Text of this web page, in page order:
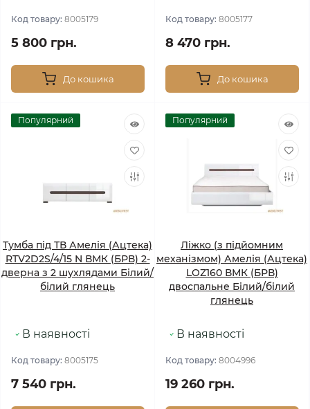
Код товару: 8005179
5 800 грн.
До кошика
Код товару: 8005177
8 470 грн.
До кошика
Популярний
Тумба під ТВ Амелія (Ацтека)
RTV2D2S/4/15 N ВМК (БРВ) 2-
дверна з 2 шухлядами Білий/
білий глянець
В наявності
Код товару: 8005175
7 540 грн.
Популярний
Ліжко (з підйомним
механізмом) Амелія (Ацтека)
LOZ160 ВМК (БРВ)
двоспальне Білий/білий
глянець
В наявності
Код товару: 8004996
19 260 грн.